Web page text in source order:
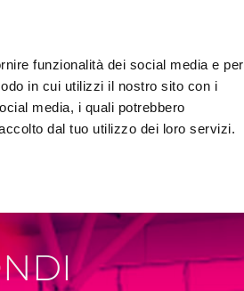
funzionalità dei social media e per
in cui utilizzi il nostro sito con i
media, i quali potrebbero
dal tuo utilizzo dei loro servizi.
REFERENZE